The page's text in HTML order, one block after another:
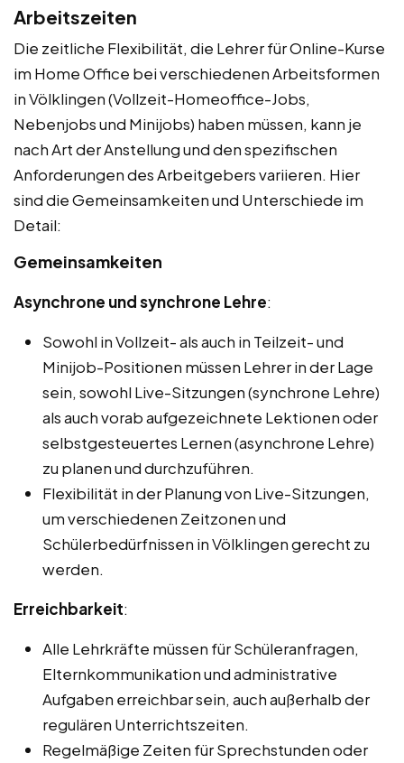
Arbeitszeiten
Die zeitliche Flexibilität, die Lehrer für Online-Kurse
im Home Office bei verschiedenen Arbeitsformen
in Völklingen (Vollzeit-Homeoffice-Jobs,
Nebenjobs und Minijobs) haben müssen, kann je
nach Art der Anstellung und den spezifischen
Anforderungen des Arbeitgebers variieren. Hier
sind die Gemeinsamkeiten und Unterschiede im
Detail:
Gemeinsamkeiten
Asynchrone und synchrone Lehre:
Sowohl in Vollzeit- als auch in Teilzeit- und
Minijob-Positionen müssen Lehrer in der Lage
sein, sowohl Live-Sitzungen (synchrone Lehre)
als auch vorab aufgezeichnete Lektionen oder
selbstgesteuertes Lernen (asynchrone Lehre)
zu planen und durchzuführen.
Flexibilität in der Planung von Live-Sitzungen,
um verschiedenen Zeitzonen und
Schülerbedürfnissen in Völklingen gerecht zu
werden.
Erreichbarkeit:
Alle Lehrkräfte müssen für Schüleranfragen,
Elternkommunikation und administrative
Aufgaben erreichbar sein, auch außerhalb der
regulären Unterrichtszeiten.
Regelmäßige Zeiten für Sprechstunden oder